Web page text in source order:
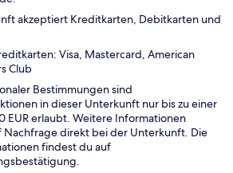
akzeptiert Kreditkarten, Debitkarten und
Visa, Mastercard, American
Club
Bestimmungen sind
in dieser Unterkunft nur bis zu einer
EUR erlaubt. Weitere Informationen
Nachfrage direkt bei der Unterkunft. Die
findest du auf